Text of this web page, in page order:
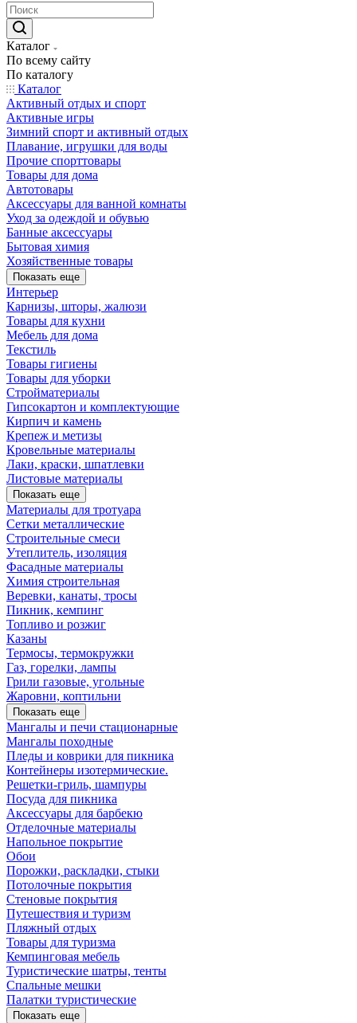
Каталог
По всему сайту
По каталогу
Каталог
Активный отдых и спорт
Активные игры
Зимний спорт и активный отдых
Плавание, игрушки для воды
Прочие спорттовары
Товары для дома
Автотовары
Аксессуары для ванной комнаты
Уход за одеждой и обувью
Банные аксессуары
Бытовая химия
Хозяйственные товары
Показать еще
Интерьер
Карнизы, шторы, жалюзи
Товары для кухни
Мебель для дома
Текстиль
Товары гигиены
Товары для уборки
Стройматериалы
Гипсокартон и комплектующие
Кирпич и камень
Крепеж и метизы
Кровельные материалы
Лаки, краски, шпатлевки
Листовые материалы
Показать еще
Материалы для тротуара
Сетки металлические
Строительные смеси
Утеплитель, изоляция
Фасадные материалы
Химия строительная
Веревки, канаты, тросы
Пикник, кемпинг
Топливо и розжиг
Казаны
Термосы, термокружки
Газ, горелки, лампы
Грили газовые, угольные
Жаровни, коптильни
Показать еще
Мангалы и печи стационарные
Мангалы походные
Пледы и коврики для пикника
Контейнеры изотермические.
Решетки-гриль, шампуры
Посуда для пикника
Аксессуары для барбекю
Отделочные материалы
Напольное покрытие
Обои
Порожки, раскладки, стыки
Потолочные покрытия
Стеновые покрытия
Путешествия и туризм
Пляжный отдых
Товары для туризма
Кемпинговая мебель
Туристические шатры, тенты
Спальные мешки
Палатки туристические
Показать еще